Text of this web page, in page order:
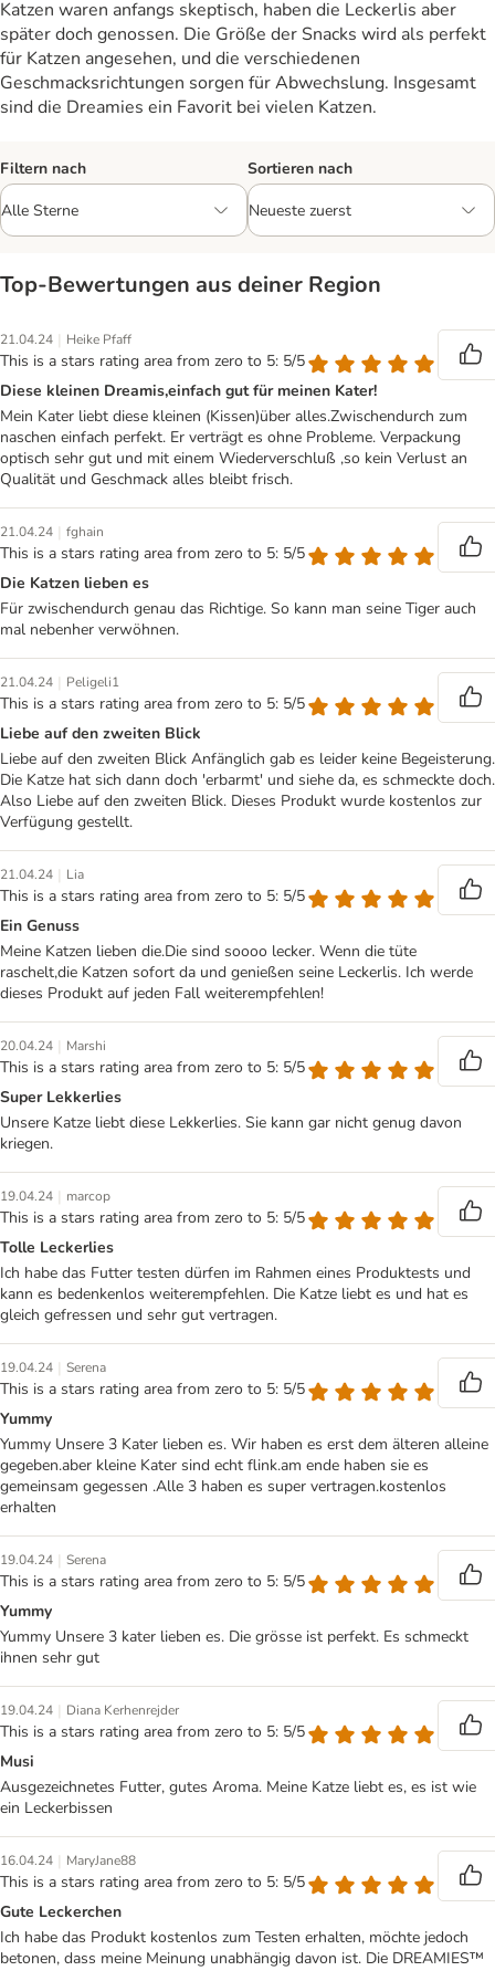
Katzen waren anfangs skeptisch, haben die Leckerlis aber
später doch genossen. Die Größe der Snacks wird als perfekt
für Katzen angesehen, und die verschiedenen
Geschmacksrichtungen sorgen für Abwechslung. Insgesamt
sind die Dreamies ein Favorit bei vielen Katzen.
Filtern nach Sortieren nach
Top‑Bewertungen aus deiner Region
21.04.24 | Heike Pfaff
This is a stars rating area from zero to 5: 5/5
Diese kleinen Dreamis,einfach gut für meinen Kater!
Mein Kater liebt diese kleinen (Kissen)über alles.Zwischendurch zum
naschen einfach perfekt. Er verträgt es ohne Probleme. Verpackung
optisch sehr gut und mit einem Wiederverschluß ,so kein Verlust an
Qualität und Geschmack alles bleibt frisch.
21.04.24 | fghain
This is a stars rating area from zero to 5: 5/5
Die Katzen lieben es
Für zwischendurch genau das Richtige. So kann man seine Tiger auch
mal nebenher verwöhnen.
21.04.24 | Peligeli1
This is a stars rating area from zero to 5: 5/5
Liebe auf den zweiten Blick
Liebe auf den zweiten Blick Anfänglich gab es leider keine Begeisterung.
Die Katze hat sich dann doch 'erbarmt' und siehe da, es schmeckte doch.
Also Liebe auf den zweiten Blick. Dieses Produkt wurde kostenlos zur
Verfügung gestellt.
21.04.24 | Lia
This is a stars rating area from zero to 5: 5/5
Ein Genuss
Meine Katzen lieben die.Die sind soooo lecker. Wenn die tüte
raschelt,die Katzen sofort da und genießen seine Leckerlis. Ich werde
dieses Produkt auf jeden Fall weiterempfehlen!
20.04.24 | Marshi
This is a stars rating area from zero to 5: 5/5
Super Lekkerlies
Unsere Katze liebt diese Lekkerlies. Sie kann gar nicht genug davon
kriegen.
19.04.24 | marcop
This is a stars rating area from zero to 5: 5/5
Tolle Leckerlies
Ich habe das Futter testen dürfen im Rahmen eines Produktests und
kann es bedenkenlos weiterempfehlen. Die Katze liebt es und hat es
gleich gefressen und sehr gut vertragen.
19.04.24 | Serena
This is a stars rating area from zero to 5: 5/5
Yummy
Yummy Unsere 3 Kater lieben es. Wir haben es erst dem älteren alleine
gegeben.aber kleine Kater sind echt flink.am ende haben sie es
gemeinsam gegessen .Alle 3 haben es super vertragen.kostenlos
erhalten
19.04.24 | Serena
This is a stars rating area from zero to 5: 5/5
Yummy
Yummy Unsere 3 kater lieben es. Die grösse ist perfekt. Es schmeckt
ihnen sehr gut
19.04.24 | Diana Kerhenrejder
This is a stars rating area from zero to 5: 5/5
Musi
Ausgezeichnetes Futter, gutes Aroma. Meine Katze liebt es, es ist wie
ein Leckerbissen
16.04.24 | MaryJane88
This is a stars rating area from zero to 5: 5/5
Gute Leckerchen
Ich habe das Produkt kostenlos zum Testen erhalten, möchte jedoch
betonen, dass meine Meinung unabhängig davon ist. Die DREAMIES™